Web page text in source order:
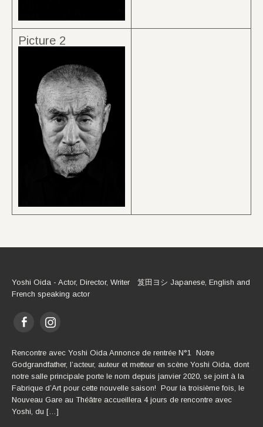
Picture 2
Yoshi Oida - Actor, Director, Writer 笈田ヨシ Japanese, English and
French speaking actor
Rencontre avec Yoshi Oida Annonce de rentrée N°1 Notre
Godgrandfather, l’acteur, auteur et metteur en scène Yoshi Oida, dont
notre salle principale porte le nom depuis janvier 2020, se joint à la
Fabrique d’Art pour cette nouvelle saison! Pour la troisième fois, le
Nouveau Gare au Théâtre accueillera 4 jours de rencontre avec
Yoshi, du […]